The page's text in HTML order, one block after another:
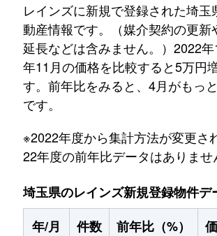
レインズに新規で登録された埼玉
動産情報です。（媒介契約の更新
延長などは含みません。）2022
年11月の価格を比較すると5万円
す。前年比をみると、4月がもっ
です。
※2022年度から集計方法が変更さ
22年度の前年比データはありませ
埼玉県のレインズ新規登録物件
年/月
件数 前年比（%）